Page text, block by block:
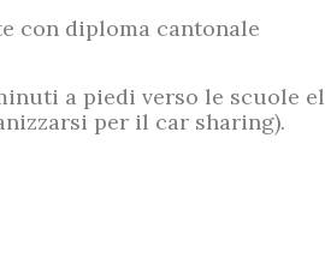
con diploma cantonale
a piedi verso le scuole
per il car sharing).